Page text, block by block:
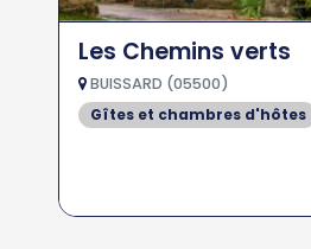
Les Chemins verts
BUISSARD (05500)
Gîtes et chambres d'hôtes